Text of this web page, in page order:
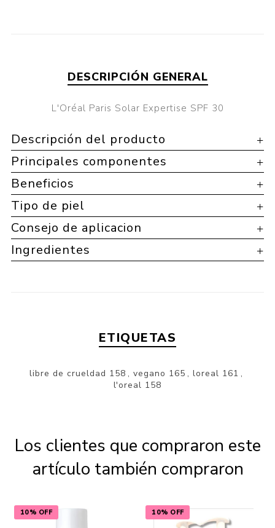
DESCRIPCIÓN GENERAL
L'Oréal Paris Solar Expertise SPF 30
Descripción del producto
Principales componentes
Beneficios
Tipo de piel
Consejo de aplicacion
Ingredientes
ETIQUETAS
libre de crueldad 158 , vegano 165 , loreal 161 ,
l'oreal 158
Los clientes que compraron este
artículo también compraron
10% OFF 10% OFF